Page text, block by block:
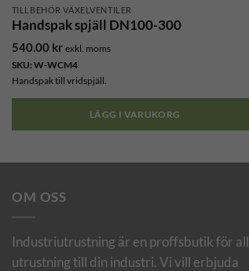
TILLBEHÖR VÄXELVENTILER
Handspak spjäll DN100-300
540.00 kr exkl. moms
SKU: W-WCM4
Handspak till vridspjäll.
LÄGG I VARUKORG
OM OSS
Industriutrustning är en proffsbutik för all
utrustning till din industri. Vi vill erbjuda